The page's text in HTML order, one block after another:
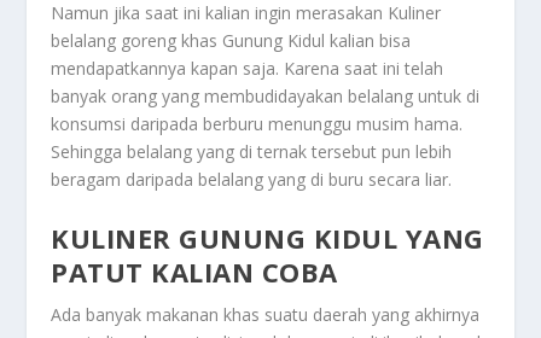
Namun jika saat ini kalian ingin merasakan Kuliner
belalang goreng khas Gunung Kidul kalian bisa
mendapatkannya kapan saja. Karena saat ini telah
banyak orang yang membudidayakan belalang untuk di
konsumsi daripada berburu menunggu musim hama.
Sehingga belalang yang di ternak tersebut pun lebih
beragam daripada belalang yang di buru secara liar.
KULINER GUNUNG KIDUL YANG
PATUT KALIAN COBA
Ada banyak makanan khas suatu daerah yang akhirnya